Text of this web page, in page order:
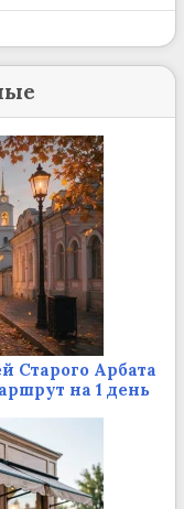
Старого Арбата
на 1 день